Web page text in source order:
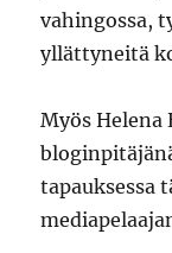
vahingossa,
yllättyneitä
Myös Helena
tapauksessa